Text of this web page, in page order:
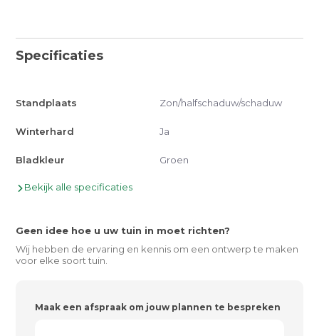
Specificaties
Standplaats Zon/halfschaduw/schaduw
Winterhard Ja
Bladkleur Groen
Bekijk alle specificaties
Geen idee hoe u uw tuin in moet richten?
Wij hebben de ervaring en kennis om een ontwerp te maken
voor elke soort tuin.
Maak een afspraak om jouw plannen te bespreken